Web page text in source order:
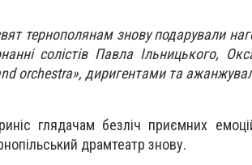
тернополянам знову подарували
солістів Павла Ільницького,
orchestra», диригентами та
глядачам безліч приємних
драмтеатр знову.